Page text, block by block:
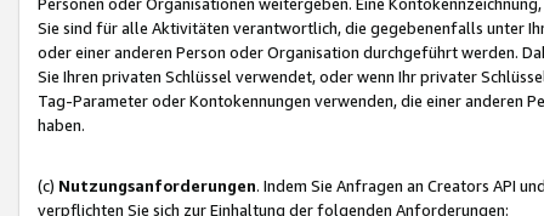
Sie sind für alle Aktivitäten verantwortlich, die gegebenenfalls unter
oder einer anderen Person oder Organisation durchgeführt werden.
Sie Ihren privaten Schlüssel verwendet, oder wenn Ihr privater
Tag-Parameter oder Kontokennungen verwenden, die einer anderen
haben.
(c) Nutzungsanforderungen. Indem Sie Anfragen an Creators API
verpflichten Sie sich zur Einhaltung der folgenden Anforderungen: